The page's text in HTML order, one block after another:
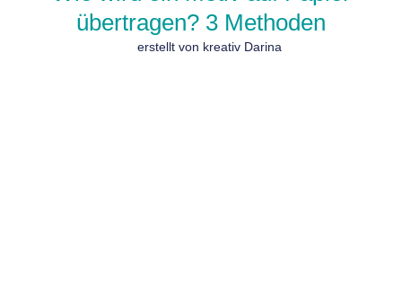
übertragen? 3 Methoden
erstellt von kreativ Darina